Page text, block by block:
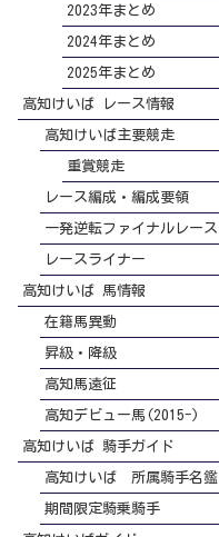
2023年まとめ
2024年まとめ
2025年まとめ
高知けいば レース情報
高知けいば主要競走
重賞競走
レース編成・編成要領
一発逆転ファイナルレース
レースライナー
高知けいば 馬情報
在籍馬異動
昇級・降級
高知馬遠征
高知デビュー馬(2015-)
高知けいば 騎手ガイド
高知けいば 所属騎手名鑑
期間限定騎乗騎手